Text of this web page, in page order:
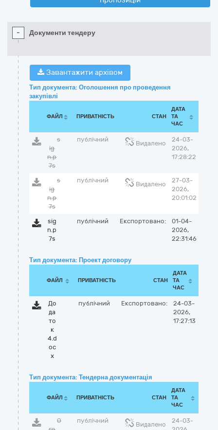
- Документи тендеру
Завантажити архівом
Тип документа: Оголошення про проведення
закупівлі
ФАЙЛ ПРИВАТНІСТЬ СТАН
ДАТА
ТА
ЧАС
s
ig
n.p
7s
публічний
Видалено
24-03-
2026,
17:28:22
s
ig
n.p
7s
публічний
Видалено
27-03-
2026,
20:01:02
sig
n.p
7s
публічний Експортовано:
01-04-
2026,
22:31:46
Тип документа: Проект договору
ФАЙЛ ПРИВАТНІСТЬ СТАН
ДАТА
ТА
ЧАС
До
да
то
к
4.d
oc
x
публічний Експортовано:
24-03-
2026,
17:27:13
Тип документа: Тендерна документація
ФАЙЛ ПРИВАТНІСТЬ СТАН
ДАТА
ТА
ЧАС
О
публічний
Видалено
24-03-